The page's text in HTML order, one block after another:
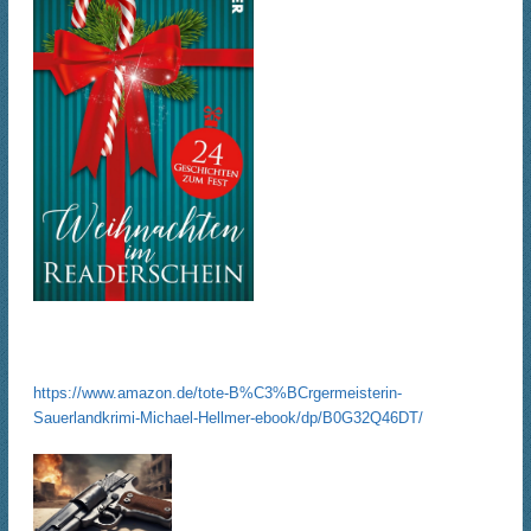
https://www.amazon.de/tote-B%C3%BCrgermeisterin-
Sauerlandkrimi-Michael-Hellmer-ebook/dp/B0G32Q46DT/